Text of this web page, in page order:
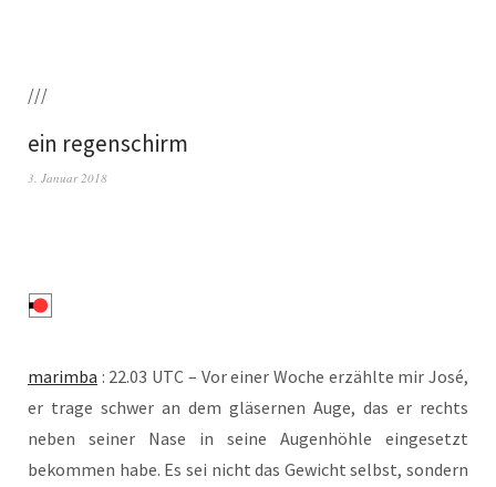
///
ein regenschirm
3. Januar 2018
marim­ba : 22.03 UTC – Vor einer Woche erzähl­te mir José,
er tra­ge schwer an dem glä­ser­nen Auge, das er rechts
neben sei­ner Nase in sei­ne Augen­höh­le ein­ge­setzt
bekom­men habe. Es sei nicht das Gewicht selbst, son­dern